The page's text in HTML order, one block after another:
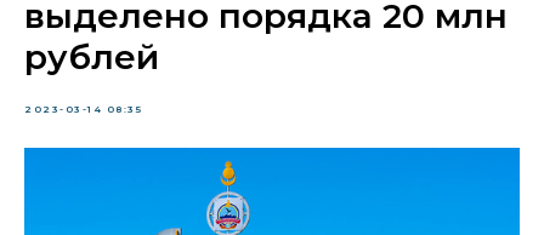
выделено порядка 20 млн
рублей
2023-03-14 08:35